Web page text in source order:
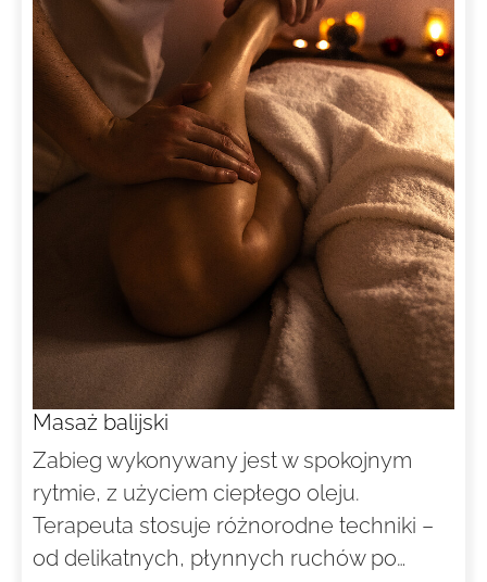
Masaż balijski
Zabieg wykonywany jest w spokojnym
rytmie, z użyciem ciepłego oleju.
Terapeuta stosuje różnorodne techniki –
od delikatnych, płynnych ruchów po…